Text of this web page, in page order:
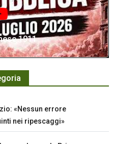
1911
«Nessun errore
nei ripescaggi»